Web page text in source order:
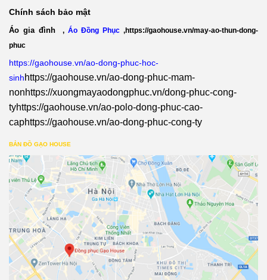
Chính sách bảo mật
Áo gia đình , Áo Đồng Phục ,https://gaohouse.vn/may-ao-thun-dong-
phuc
https://gaohouse.vn/ao-dong-phuc-hoc-
sinhhttps://gaohouse.vn/ao-dong-phuc-mam-
nonhttps://xuongmayaodongphuc.vn/dong-phuc-cong-
tyhttps://gaohouse.vn/ao-polo-dong-phuc-cao-
caphttps://gaohouse.vn/ao-dong-phuc-cong-ty
BẢN ĐỒ GẠO HOUSE